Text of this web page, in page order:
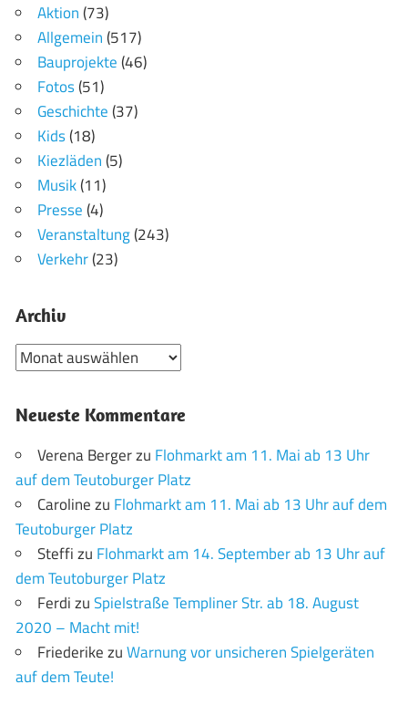
Aktion(73)
Allgemein(517)
Bauprojekte(46)
Fotos(51)
Geschichte(37)
Kids(18)
Kiezläden(5)
Musik(11)
Presse(4)
Veranstaltung(243)
Verkehr(23)
Archiv
Archiv
Neueste Kommentare
Verena Bergerzu Flohmarkt am 11. Mai ab 13 Uhr
auf dem Teutoburger Platz
Carolinezu Flohmarkt am 11. Mai ab 13 Uhr auf dem
Teutoburger Platz
Steffizu Flohmarkt am 14. September ab 13 Uhr auf
dem Teutoburger Platz
FerdizuSpielstraße Templiner Str. ab 18. August
2020 – Macht mit!
FriederikezuWarnung vor unsicheren Spielgeräten
auf dem Teute!